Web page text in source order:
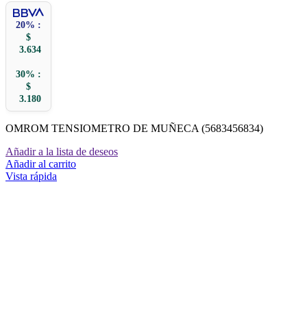
20% :
$
3.634
30% :
$
3.180
OMROM TENSIOMETRO DE MUÑECA (5683456834)
Añadir a la lista de deseos
Añadir al carrito
Vista rápida